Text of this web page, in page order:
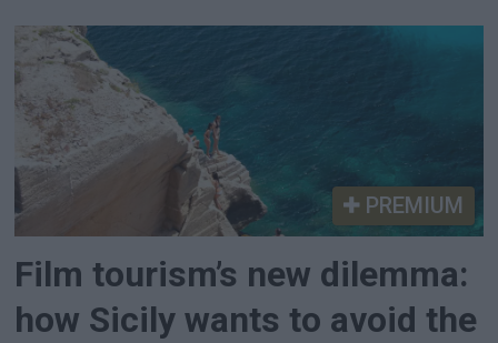
PREMIUM
Film tourism’s new dilemma:
how Sicily wants to avoid the